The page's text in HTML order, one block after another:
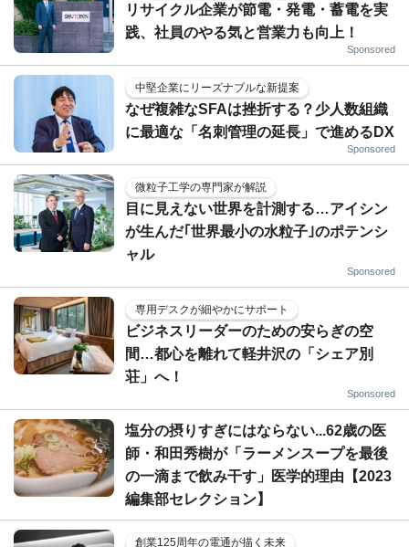
リサイクル企業が節電・発電・蓄電を実
践、社員のやる気と営業力も向上！
Sponsored
中堅企業にリーズナブルな新提案
なぜ複雑なSFAは挫折する？少人数組織
に最適な「名刺管理の延長」で進めるDX
Sponsored
微粒子工学の専門家が解説
目に見えない世界を計測する…アイシン
が生んだ｢世界最小の水粒子｣のポテンシ
ャル
Sponsored
専用デスクが細やかにサポート
ビジネスリーダーのための安らぎの空
間…都心を離れて軽井沢の「シェア別
荘」へ！
Sponsored
塩分の摂りすぎにはならない...62歳の医
師・和田秀樹が「ラーメンスープを最後
の一滴まで飲み干す」医学的理由【2023
編集部セレクション】
創業125周年の電通が描く未来